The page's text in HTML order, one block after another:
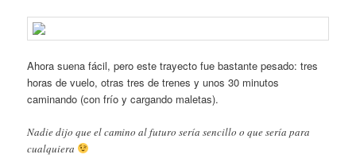
Ahora suena fácil, pero este trayecto fue bastante pesado: tres
horas de vuelo, otras tres de trenes y unos 30 minutos
caminando (con frío y cargando maletas).
Nadie dijo que el camino al futuro sería sencillo o que sería para
cualquiera